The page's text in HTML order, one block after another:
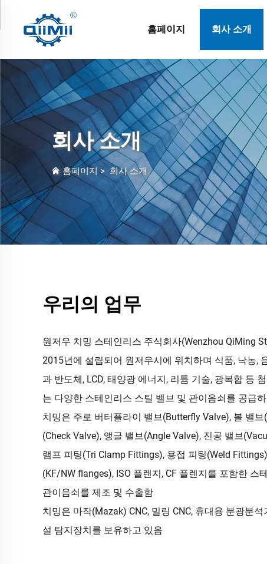
홈페이지 회사 소개
회사 소개
홈페이지> 회사 소개
우리의 업무
원저우 치밍 스테인리스 주식회사(Wenzhou QiMing
2015년에 설립되어 원저우시에 위치하며 식품, 낙농,
과 반도체, LCD, 태양광 에너지, 리튬 기술, 광복합 등
는 다양한 스테인리스 스틸 밸브 및 관이음쇠를 공급
치밍은 주로 버터플라이 밸브(Butterfly Valve), 볼 밸
(Check Valve), 앵글 밸브(Angle Valve), 진공 밸브
램프 피팅(Tri Clamp Fittings), 용접 피팅(Weld
(KF/NW flanges), ISO 플렌지, CF 플렌지를 포함한 스
관이음쇠를 제조 및 수출함
치밍은 마작(Mazak) CNC, 밀링 CNC, 휴대용 분광분
설 탐지장치를 보유하고 있음